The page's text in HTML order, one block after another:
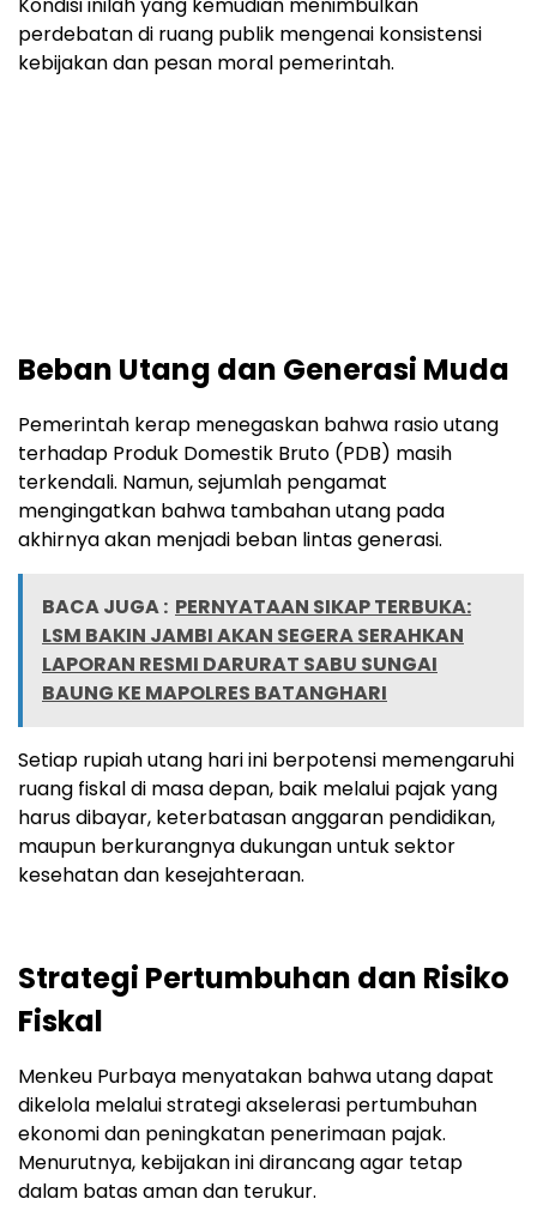
perdebatan di ruang publik mengenai konsistensi
kebijakan dan pesan moral pemerintah.
Beban Utang dan Generasi Muda
Pemerintah kerap menegaskan bahwa rasio utang
terhadap Produk Domestik Bruto (PDB) masih
terkendali. Namun, sejumlah pengamat
mengingatkan bahwa tambahan utang pada
akhirnya akan menjadi beban lintas generasi.
BACA JUGA : PERNYATAAN SIKAP TERBUKA:
LSM BAKIN JAMBI AKAN SEGERA SERAHKAN
LAPORAN RESMI DARURAT SABU SUNGAI
BAUNG KE MAPOLRES BATANGHARI
Setiap rupiah utang hari ini berpotensi memengaruhi
ruang fiskal di masa depan, baik melalui pajak yang
harus dibayar, keterbatasan anggaran pendidikan,
maupun berkurangnya dukungan untuk sektor
kesehatan dan kesejahteraan.
Strategi Pertumbuhan dan Risiko
Fiskal
Menkeu Purbaya menyatakan bahwa utang dapat
dikelola melalui strategi akselerasi pertumbuhan
ekonomi dan peningkatan penerimaan pajak.
Menurutnya, kebijakan ini dirancang agar tetap
dalam batas aman dan terukur.